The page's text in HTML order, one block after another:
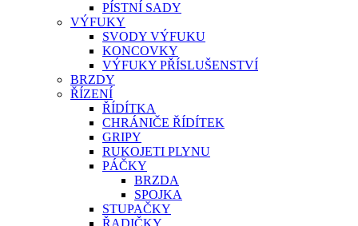
PÍSTNÍ SADY
VÝFUKY
SVODY VÝFUKU
KONCOVKY
VÝFUKY PŘÍSLUŠENSTVÍ
BRZDY
ŘÍZENÍ
ŘÍDÍTKA
CHRÁNIČE ŘÍDÍTEK
GRIPY
RUKOJETI PLYNU
PÁČKY
BRZDA
SPOJKA
STUPAČKY